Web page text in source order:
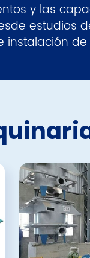
y las
estudios
instalación